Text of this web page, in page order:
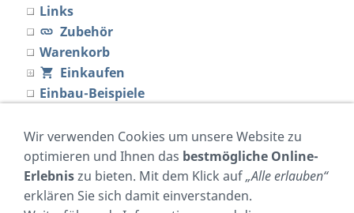
Links
Zubehör
Warenkorb
Einkaufen
Einbau-Beispiele
Made in Germany
Material
Händler
neu im Shop
Wir verwenden Cookies um unsere Website zu
optimieren und Ihnen das bestmögliche Online-
Erlebniszu bieten. Mit dem Klick auf„Alle erlauben“
erklären Sie sich damit einverstanden.